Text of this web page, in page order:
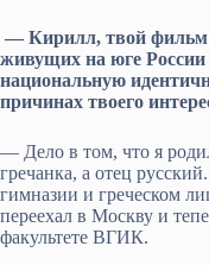
— Кирилл, твой фильм
живущих на юге
национальную
причинах твоего
— Дело в том, что я
гречанка, а отец
гимназии и греческом
переехал в Москву и
факультете ВГИК.